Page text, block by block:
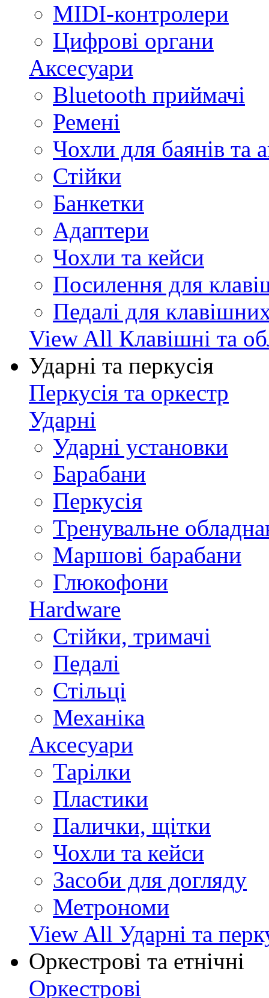
MIDI-контролери
Цифрові органи
Аксесуари
Bluetooth приймачі
Ремені
Чохли для баянів та
Стійки
Банкетки
Адаптери
Чохли та кейси
Посилення для
Педалі для
View All Клавішні та
Ударні та перкусія
Перкусія та оркестр
Ударні
Ударні установки
Барабани
Перкусія
Тренувальне
Маршові барабани
Глюкофони
Hardware
Стійки, тримачі
Педалі
Стільці
Механіка
Аксесуари
Тарілки
Пластики
Палички, щітки
Чохли та кейси
Засоби для догляду
Метрономи
View All Ударні та
Оркестрові та етнічні
Оркестрові